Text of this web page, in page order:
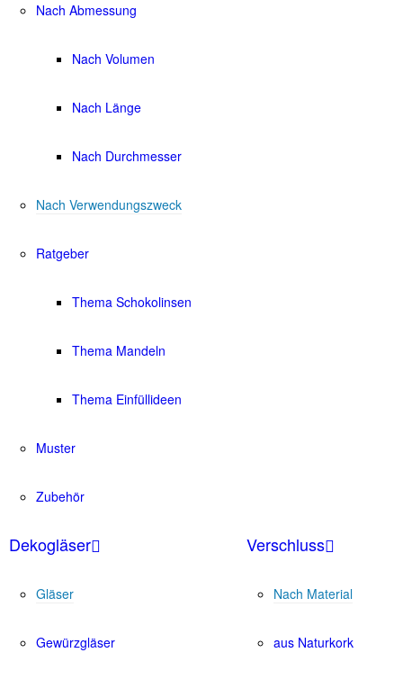
Nach Abmessung
Nach Volumen
Nach Länge
Nach Durchmesser
Nach Verwendungszweck
Ratgeber
Thema Schokolinsen
Thema Mandeln
Thema Einfüllideen
Muster
Zubehör
Dekogläser
Gläser
Gewürzgläser
Verschluss
Nach Material
aus Naturkork